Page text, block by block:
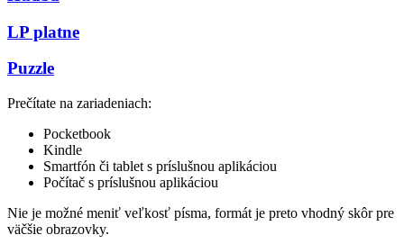
LP platne
Puzzle
Prečítate na zariadeniach:
Pocketbook
Kindle
Smartfón či tablet s príslušnou aplikáciou
Počítač s príslušnou aplikáciou
Nie je možné meniť veľkosť písma, formát je preto vhodný skôr pre
väčšie obrazovky.